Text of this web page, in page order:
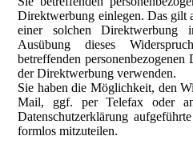
Direktwerbung einlegen. Das gilt
einer solchen Direktwerbung
Ausübung dieses
betreffenden
der Direktwerbung verwenden.
Sie haben die Möglichkeit, den
Mail, ggf. per Telefax oder
Datenschutzerklärung
formlos mitzuteilen.